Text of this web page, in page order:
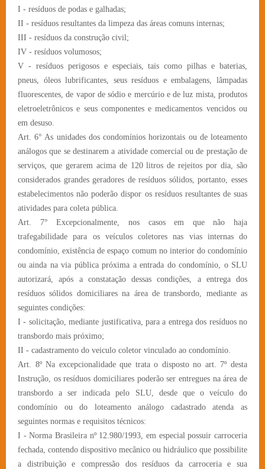
I - resíduos de podas e galhadas;
II - resíduos resultantes da limpeza das áreas comuns internas;
III - resíduos da construção civil;
IV - resíduos volumosos;
V - resíduos perigosos e especiais, tais como pilhas e baterias,
pneus, óleos lubrificantes, seus resíduos e embalagens, lâmpadas
fluorescentes, de vapor de sódio e mercúrio e de luz mista, produtos
eletroeletrônicos e seus componentes e medicamentos vencidos ou
em desuso.
Art. 6° As unidades dos condomínios horizontais ou de loteamento
análogos que se destinarem a atividade comercial ou de prestação de
serviços, que gerarem acima de 120 litros de rejeitos por dia, são
considerados grandes geradores de resíduos sólidos, portanto, esses
estabelecimentos não poderão dispor os resíduos resultantes de suas
atividades para coleta pública.
Art. 7° Excepcionalmente, nos casos em que não haja
trafegabilidade para os veículos coletores nas vias internas do
condomínio, existência de espaço comum no interior do condomínio
ou ainda na via pública próxima a entrada do condomínio, o SLU
autorizará, após a constatação dessas condições, a entrega dos
resíduos sólidos domiciliares na área de transbordo, mediante as
seguintes condições:
I - solicitação, mediante justificativa, para a entrega dos resíduos no
transbordo mais próximo;
II - cadastramento do veiculo coletor vinculado ao condomínio.
Art. 8º Na excepcionalidade que trata o disposto no art. 7º desta
Instrução, os resíduos domiciliares poderão ser entregues na área de
transbordo a ser indicada pelo SLU, desde que o veículo do
condomínio ou do loteamento análogo cadastrado atenda as
seguintes normas e requisitos técnicos:
I - Norma Brasileira nº 12.980/1993, em especial possuir carroceria
fechada, contendo dispositivo mecânico ou hidráulico que possibilite
a distribuição e compressão dos resíduos da carroceria e sua